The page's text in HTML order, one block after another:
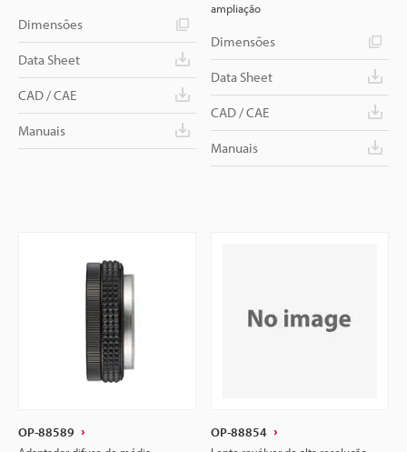
Dimensões
Data Sheet
CAD / CAE
Manuais
ampliação
Dimensões
Data Sheet
CAD / CAE
Manuais
OP-88589 OP-88854